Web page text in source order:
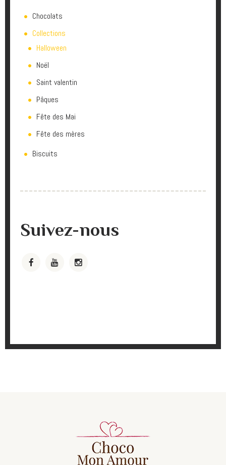
Chocolats
Collections
Halloween
Noël
Saint valentin
Pâques
Fête des Mai
Fête des mères
Biscuits
Suivez-nous